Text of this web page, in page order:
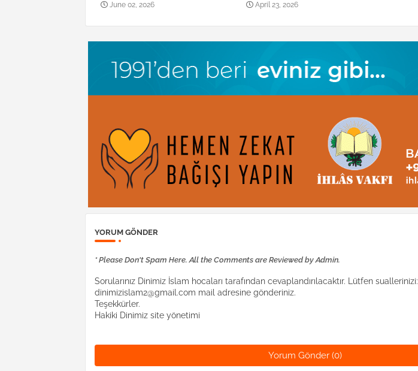
June 02, 2026 April 23, 2026
YORUM GÖNDER
* Please Don't Spam Here. All the Comments are Reviewed by Admin.
Sorularınız Dinimiz İslam hocaları tarafından cevaplandırılacaktır. Lütfen suallerinizi:
dinimizislam2@gmail.com mail adresine gönderiniz.
Teşekkürler.
Hakiki Dinimiz site yönetimi
Yorum Gönder (0)